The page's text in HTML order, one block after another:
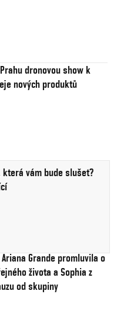
dronovou show k
nových produktů
vám bude slušet?
Grande promluvila o
života a Sophia z
od skupiny